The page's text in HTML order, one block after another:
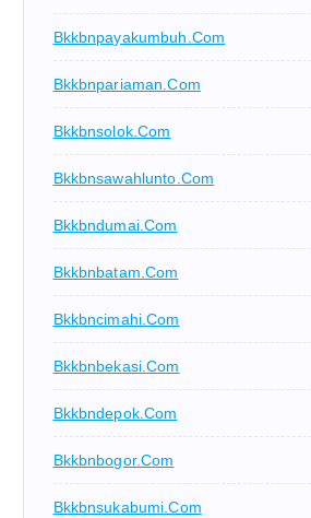
Bkkbnpayakumbuh.com
Bkkbnpariaman.com
Bkkbnsolok.com
Bkkbnsawahlunto.com
Bkkbndumai.com
Bkkbnbatam.com
Bkkbncimahi.com
Bkkbnbekasi.com
Bkkbndepok.com
Bkkbnbogor.com
Bkkbnsukabumi.com